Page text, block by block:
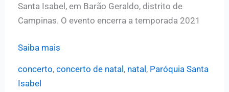
Santa Isabel, em Barão Geraldo, distrito de
Campinas. O evento encerra a temporada 2021
Orquestra
Saiba mais
concerto, concerto de natal, natal, Paróquia Santa
Isabel